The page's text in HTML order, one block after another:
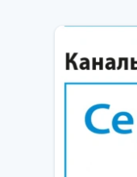
Sine-
Контроль